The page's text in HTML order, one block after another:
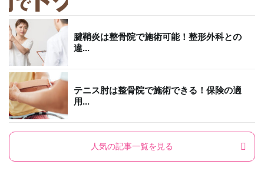
腱鞘炎は整骨院で施術可能！整形外科との
違...
テニス肘は整骨院で施術できる！保険の適
用...
人気の記事一覧を見る